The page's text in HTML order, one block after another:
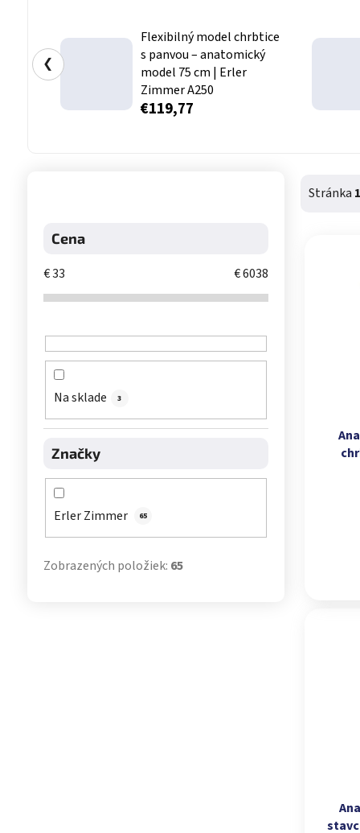
Flexibilný model chrbtice
s panvou – anatomický
model 75 cm | Erler
Zimmer A250
€119,77
❮
Cena
€33 €6038
Na sklade 3
Značky
Erler Zimmer 65
Zobrazených položiek: 65
Stránka 1